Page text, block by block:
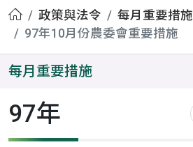
首頁政策與法令 每月重要措施
97年10月份農委會重要措施
每月重要措施
97年